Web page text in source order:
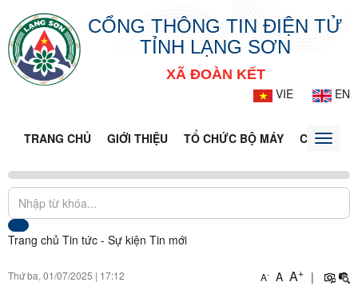
CỔNG THÔNG TIN ĐIỆN TỬ
TỈNH LẠNG SƠN
XÃ ĐOÀN KẾT
VIE
EN
TRANG CHỦ GIỚI THIỆU TỔ CHỨC BỘ MÁY CỔNGToggle
Trang chủ Tin tức - Sự kiện Tin mới
Thứ ba, 01/07/2025 | 17:12 A- A A+ |